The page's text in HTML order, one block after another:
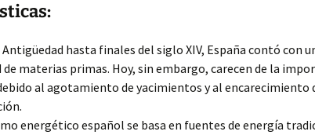
Antigüedad hasta finales del siglo XIV, España contó con
de materias primas. Hoy, sin embargo, carecen de la
al agotamiento de yacimientos y al encarecimiento
energético español se basa en fuentes de energía